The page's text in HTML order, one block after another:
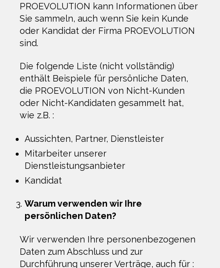
PROEVOLUTION kann Informationen über
Sie sammeln, auch wenn Sie kein Kunde
oder Kandidat der Firma PROEVOLUTION
sind.
Die folgende Liste (nicht vollständig)
enthält Beispiele für persönliche Daten,
die PROEVOLUTION von Nicht-Kunden
oder Nicht-Kandidaten gesammelt hat,
wie z.B. :
Aussichten, Partner, Dienstleister
Mitarbeiter unserer
Dienstleistungsanbieter
Kandidat
Warum verwenden wir Ihre
persönlichen Daten?
Wir verwenden Ihre personenbezogenen
Daten zum Abschluss und zur
Durchführung unserer Verträge, auch für :